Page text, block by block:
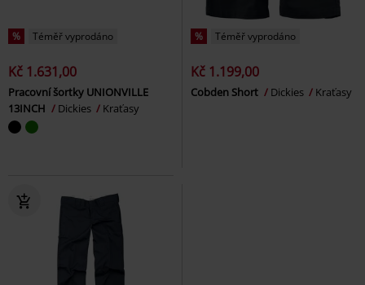
% Téměř vyprodáno
Kč 1.631,00
Pracovní šortky UNIONVILLE
13INCH
Dickies Kraťasy
% Téměř vyprodáno
Kč 1.199,00
Cobden Short Dickies Kraťasy